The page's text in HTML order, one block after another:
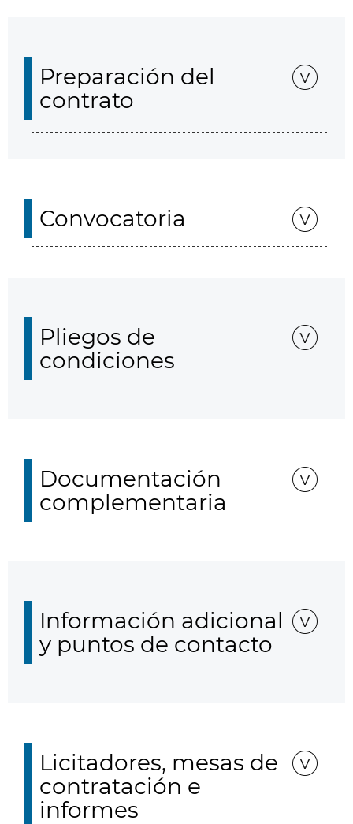
Preparación del
contrato
Convocatoria
Pliegos de
condiciones
Documentación
complementaria
Información adicional
y puntos de contacto
Licitadores, mesas de
contratación e
informes